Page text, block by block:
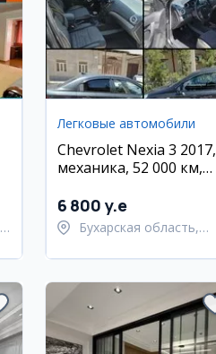
Легковые автомобили
Chevrolet Nexia 3 2017,
механика, 52 000 км,
6 800 y.e
Бухарская область,